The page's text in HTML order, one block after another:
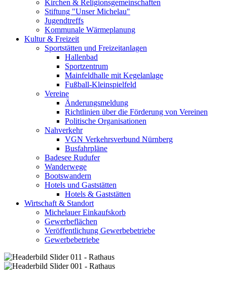
Kirchen & Religionsgemeinschaften
Stiftung "Unser Michelau"
Jugendtreffs
Kommunale Wärmeplanung
Kultur & Freizeit
Sportstätten und Freizeitanlagen
Hallenbad
Sportzentrum
Mainfeldhalle mit Kegelanlage
Fußball-Kleinspielfeld
Vereine
Änderungsmeldung
Richtlinien über die Förderung von Vereinen
Politische Organisationen
Nahverkehr
VGN Verkehrsverbund Nürnberg
Busfahrpläne
Badesee Rudufer
Wanderwege
Bootswandern
Hotels und Gaststätten
Hotels & Gaststätten
Wirtschaft & Standort
Michelauer Einkaufskorb
Gewerbeflächen
Veröffentlichung Gewerbebetriebe
Gewerbebetriebe